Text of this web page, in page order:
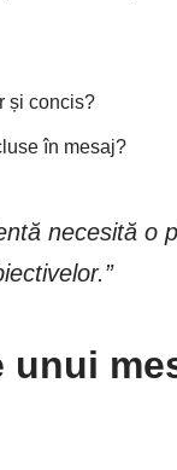
și concis?
în mesaj?
necesită o
unui